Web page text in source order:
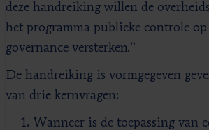
deze handreiking willen de
het programma publieke controle
governance versterken.”
De handreiking is vormgegeven
van drie kernvragen:
Wanneer is de toepassing van